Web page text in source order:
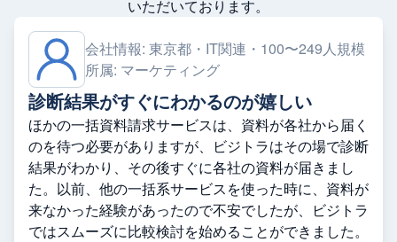
いただいております。
会社情報: 東京都・IT関連・100〜249人規模
所属: マーケティング
診断結果がすぐにわかるのが嬉しい
ほかの一括資料請求サービスは、資料が各社から届く
のを待つ必要がありますが、ビジトラはその場で診断
結果がわかり、その後すぐに各社の資料が届きまし
た。以前、他の一括系サービスを使った時に、資料が
来なかった経験があったので不安でしたが、ビジトラ
ではスムーズに比較検討を始めることができました。